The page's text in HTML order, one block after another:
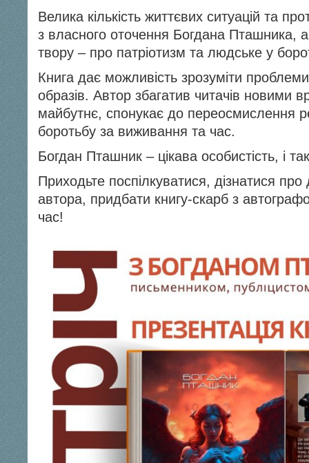
Велика кількість життєвих ситуацій та
з власного оточення Богдана Пташника,
твору – про патріотизм та людське у
Книга дає можливість зрозуміти
образів. Автор збагатив читачів новими
майбутнє, спонукає до переосмислення
боротьбу за виживання та час.
Богдан Пташник – цікава особистість, і
Приходьте поспілкуватися, дізнатися про
автора, придбати книгу-скарб з
час!